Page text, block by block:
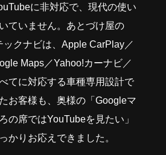
に非対応で、現代の使い
ていません。あとづけ屋の
ックナビは、Apple CarPlay／
Maps／Yahoo!カーナビ／
てに対応する車種専用設計で
お客様も、奥様の「Googleマ
の席ではYouTubeを見たい」
かりお応えできました。